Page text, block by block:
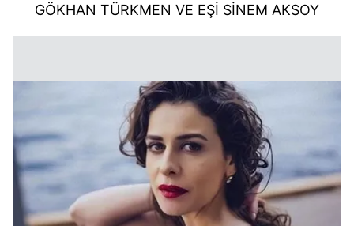
GÖKHAN TÜRKMEN VE EŞİ SİNEM AKSOY